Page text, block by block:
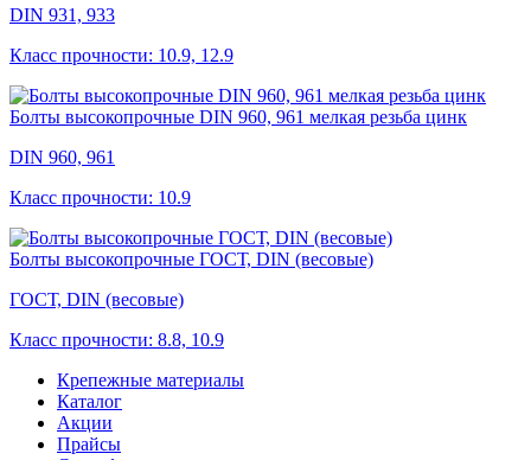
DIN 931, 933
Класс прочности: 10.9, 12.9
Болты высокопрочные DIN 960, 961 мелкая резьба цинк
DIN 960, 961
Класс прочности: 10.9
Болты высокопрочные ГОСТ, DIN (весовые)
ГОСТ, DIN (весовые)
Класс прочности: 8.8, 10.9
Крепежные материалы
Каталог
Акции
Прайсы